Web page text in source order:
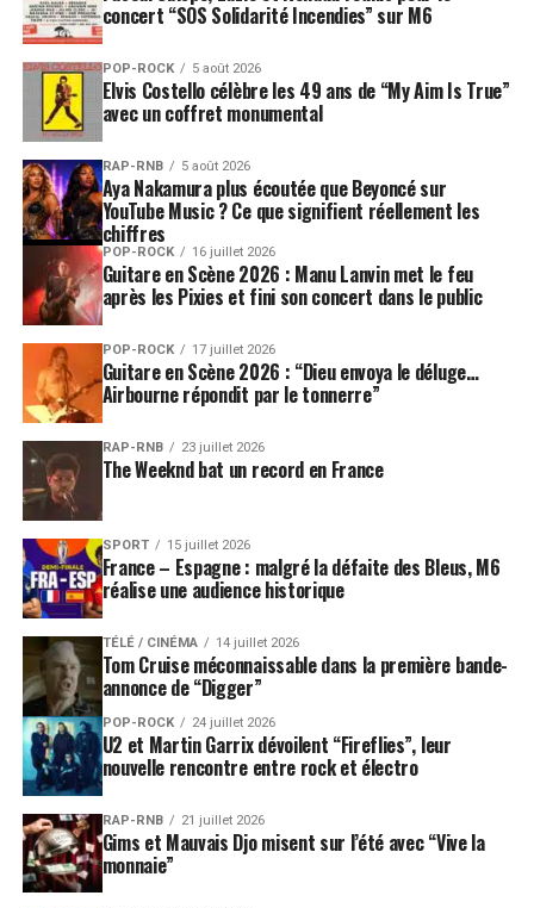
DREAMWORLD : The Greatest Hits Live » est sa
capacité à réunir un public hétérogène : des amateurs
de pop des années 80 aux nouveaux fans de musique
électronique en passant par des mélomanes curieux de
performances live sophistiquées.
La tournée se joue des frontières temporelles et
stylistiques, tout en offrant une mise en scène pensée
comme un véritable spectacle musical et visuel. Cette
dimension spectaculaire fait de chaque concert une
expérience immersive, célébrant la carrière
exceptionnelle des
Une date majeure dans le
calendrier musical parisien
La venue du groupe à
événements phares de l’été 2026. La combinaison d’un
répertoire mythique, d’une scène prestigieuse et d’une
mise en scène immersive promet une soirée unique à ne
pas manquer pour tous les amateurs de musique et de
performances live.
LES ALBUMS DES PET SHOP BOYS SONT
DISPONIBLES ICI
SUJETS ASSOCIÉS: PET SHOP BOYS
concert “SOS Solidarité Incendies” sur M6
POP-ROCK 5 août 2026
Elvis Costello célèbre les 49 ans de “My Aim Is True”
avec un coffret monumental
RAP-RNB 5 août 2026
Aya Nakamura plus écoutée que Beyoncé sur
YouTube Music ? Ce que signifient réellement les
chiffres
POP-ROCK 16 juillet 2026
Guitare en Scène 2026 : Manu Lanvin met le feu
après les Pixies et fini son concert dans le public
POP-ROCK 17 juillet 2026
Guitare en Scène 2026 : “Dieu envoya le déluge…
Airbourne répondit par le tonnerre”
RAP-RNB 23 juillet 2026
The Weeknd bat un record en France
SPORT 15 juillet 2026
France – Espagne : malgré la défaite des Bleus, M6
réalise une audience historique
TÉLÉ / CINÉMA 14 juillet 2026
Tom Cruise méconnaissable dans la première bande-
annonce de “Digger”
POP-ROCK 24 juillet 2026
U2 et Martin Garrix dévoilent “Fireflies”, leur
nouvelle rencontre entre rock et électro
RAP-RNB 21 juillet 2026
Gims et Mauvais Djo misent sur l’été avec “Vive la
monnaie”